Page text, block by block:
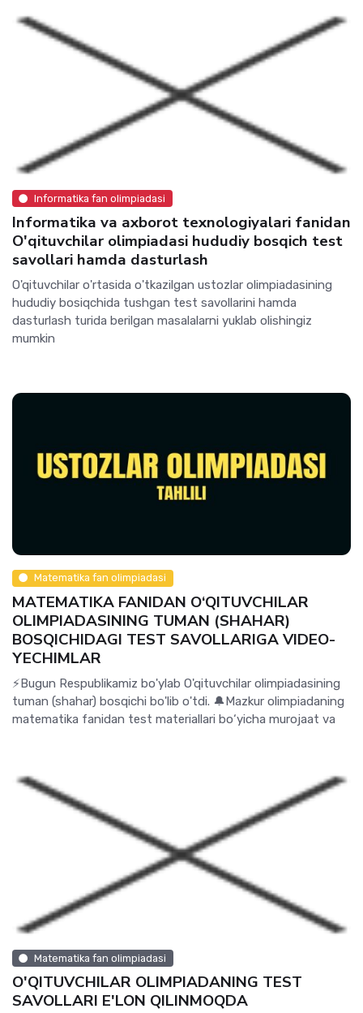
Informatika fan olimpiadasi
Informatika va axborot texnologiyalari fanidan
O'qituvchilar olimpiadasi hududiy bosqich test
savollari hamda dasturlash
O'qituvchilar o'rtasida o'tkazilgan ustozlar olimpiadasining
hududiy bosiqchida tushgan test savollarini hamda
dasturlash turida berilgan masalalarni yuklab olishingiz
mumkin
Matematika fan olimpiadasi
MATEMATIKA FANIDAN O‘QITUVCHILAR
OLIMPIADASINING TUMAN (SHAHAR)
BOSQICHIDAGI TEST SAVOLLARIGA VIDEO-
YECHIMLAR
⚡️Bugun Respublikamiz bo'ylab O'qituvchilar olimpiadasining
tuman (shahar) bosqichi bo'lib o'tdi. 🔔Mazkur olimpiadaning
matematika fanidan test materiallari bo‘yicha murojaat va
Matematika fan olimpiadasi
O'QITUVCHILAR OLIMPIADANING TEST
SAVOLLARI E'LON QILINMOQDA